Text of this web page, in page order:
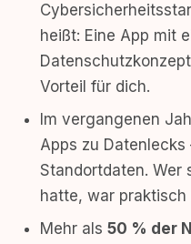
heißt: Eine App mit
Vorteil für dich.
Im vergangenen
Apps zu
Standortdaten. Wer
hatte, war
Mehr als 50 % der